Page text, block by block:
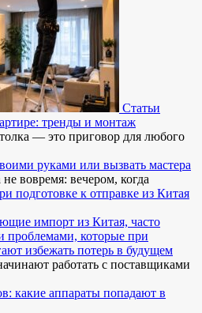
Статьи
тренды и монтаж
— это приговор для любого
руками или вызвать мастера
вовремя: вечером, когда
импорт из Китая, часто
проблемами, которые при
избежать потерь в будущем
работать с поставщиками
какие аппараты попадают в